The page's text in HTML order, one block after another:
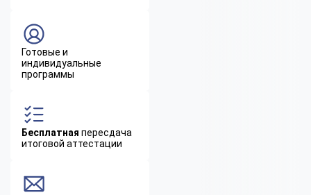
Готовые и
индивидуальные
программы
Бесплатная пересдача
итоговой аттестации